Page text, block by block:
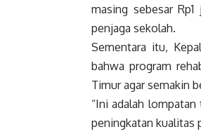
masing sebesar
penjaga sekolah.
Sementara itu,
bahwa program
Timur agar semakin
“Ini adalah
peningkatan kualitas